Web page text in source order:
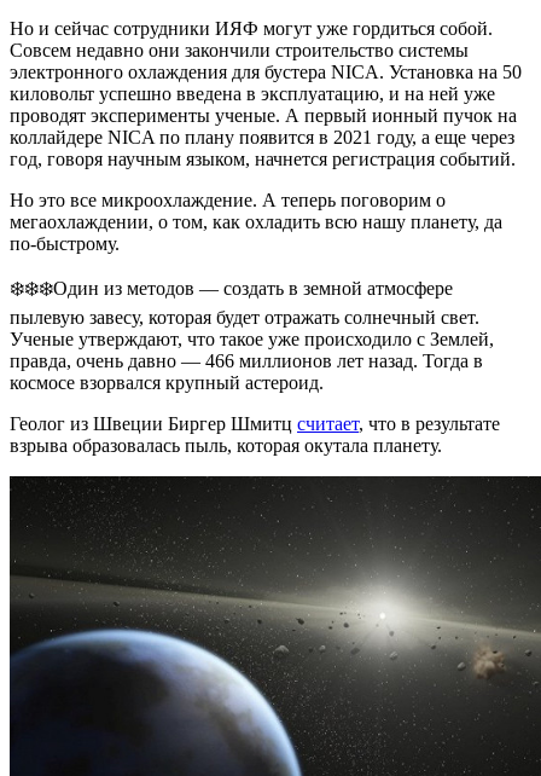
Но и сейчас сотрудники ИЯФ могут уже гордиться собой.
Совсем недавно они закончили строительство системы
электронного охлаждения для бустера NICA. Установка на 50
киловольт успешно введена в эксплуатацию, и на ней уже
проводят эксперименты ученые. А первый ионный пучок на
коллайдере NICA по плану появится в 2021 году, а еще через
год, говоря научным языком, начнется регистрация событий.
Но это все микроохлаждение. А теперь поговорим о
мегаохлаждении, о том, как охладить всю нашу планету, да
по-быстрому.
❄️❄️❄️Один из методов — создать в земной атмосфере
пылевую завесу, которая будет отражать солнечный свет.
Ученые утверждают, что такое уже происходило с Землей,
правда, очень давно — 466 миллионов лет назад. Тогда в
космосе взорвался крупный астероид.
Геолог из Швеции Биргер Шмитц считает, что в результате
взрыва образовалась пыль, которая окутала планету.